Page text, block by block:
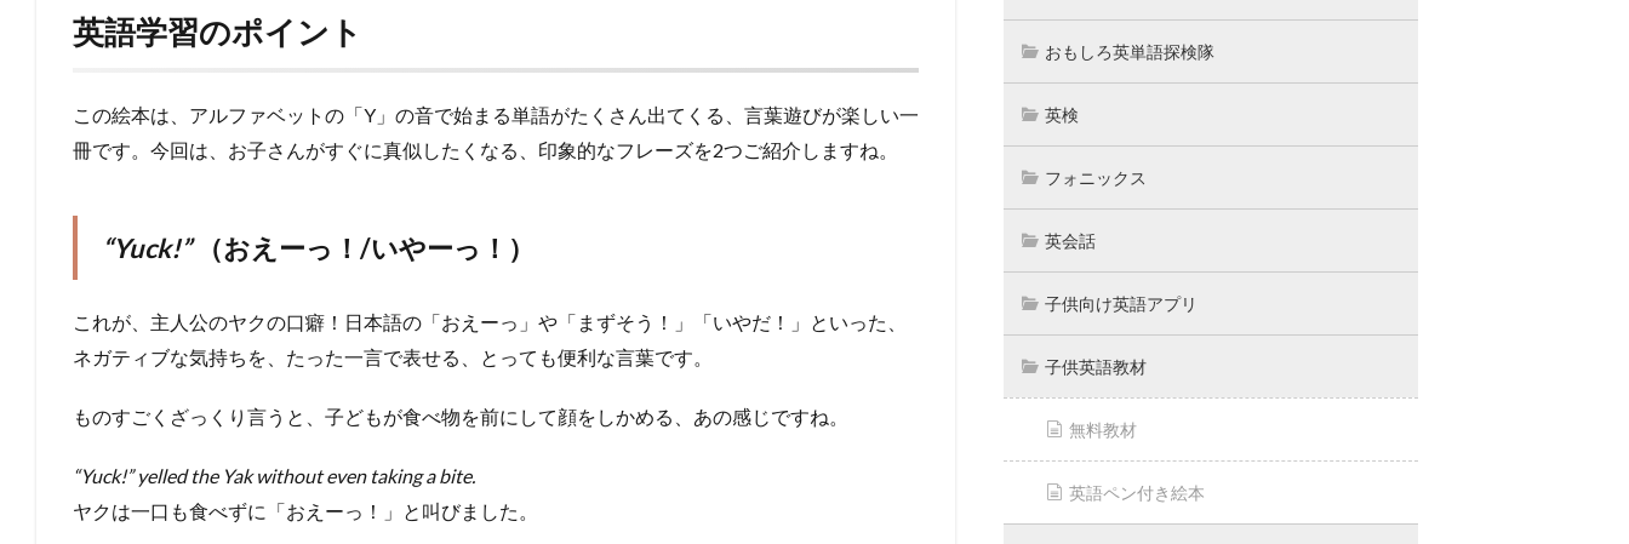
英語学習のポイント
この絵本は、アルファベットの「Y」の音で始まる単語がたくさん出てくる、言葉遊びが楽しい一
冊です。今回は、お子さんがすぐに真似したくなる、印象的なフレーズを2つご紹介しますね。
“Yuck!”（おえーっ！/いやーっ！）
これが、主人公のヤクの口癖！日本語の「おえーっ」や「まずそう！」「いやだ！」といった、
ネガティブな気持ちを、たった一言で表せる、とっても便利な言葉です。
ものすごくざっくり言うと、子どもが食べ物を前にして顔をしかめる、あの感じですね。
“Yuck!” yelled the Yak without even taking a bite.
ヤクは一口も食べずに「おえーっ！」と叫びました。
おもしろ英単語探検隊
英検
フォニックス
英会話
子供向け英語アプリ
子供英語教材
無料教材
英語ペン付き絵本